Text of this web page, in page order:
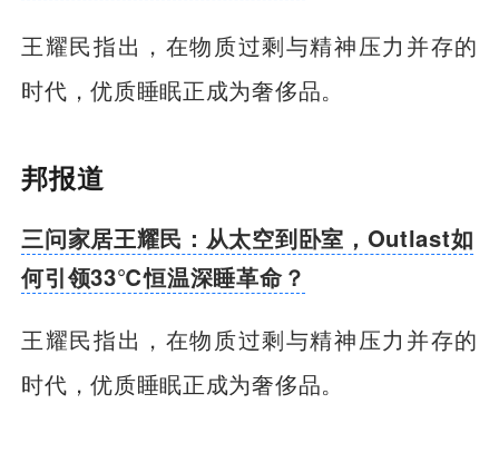
王耀民指出，在物质过剩与精神压力并存的
时代，优质睡眠正成为奢侈品。
邦报道
三问家居王耀民：从太空到卧室，Outlast如
何引领33℃恒温深睡革命？
王耀民指出，在物质过剩与精神压力并存的
时代，优质睡眠正成为奢侈品。